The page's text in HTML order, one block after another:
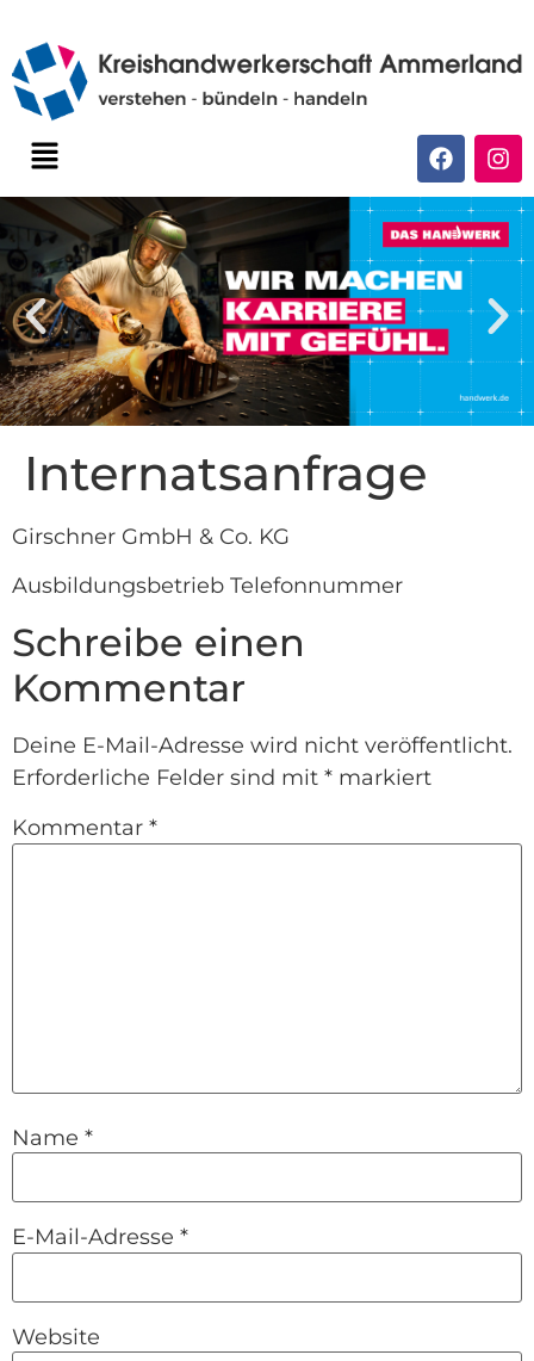
Internatsanfrage
Girschner GmbH & Co. KG
Ausbildungsbetrieb Telefonnummer
Schreibe einen
Kommentar
Deine E-Mail-Adresse wird nicht veröffentlicht.
Erforderliche Felder sind mit * markiert
Kommentar *
Name *
E-Mail-Adresse *
Website